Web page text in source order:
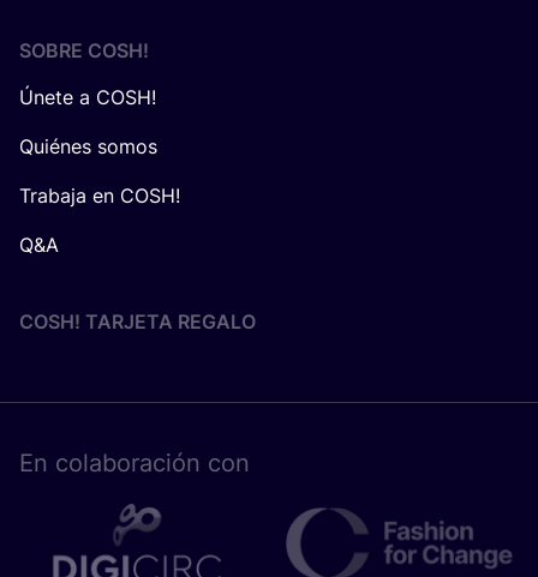
SOBRE COSH!
Únete a COSH!
Quiénes somos
Trabaja en COSH!
Q&A
COSH! TARJETA REGALO
En cola­bo­ra­ción con